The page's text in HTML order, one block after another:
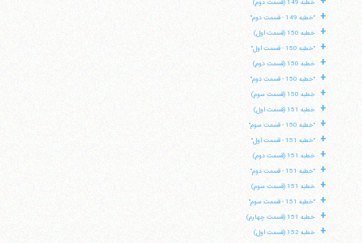
خطبه 149 (قسمت دوم)
+ "خطبه 149 - قسمت دوم"
+ خطبه 150 (قسمت اول)
+ "خطبه 150 - قسمت اول"
+ خطبه 150 (قسمت دوم)
+ "خطبه 150 - قسمت دوم"
+ خطبه 150 (قسمت سوم)
+ خطبه 151 (قسمت اول)
+ "خطبه 150 - قسمت سوم"
+ "خطبه 151 - قسمت اول"
+ خطبه 151 (قسمت دوم)
+ "خطبه 151 - قسمت دوم"
+ خطبه 151 (قسمت سوم)
+ "خطبه 151 - قسمت سوم"
+ خطبه 151 (قسمت چهارم)
+ خطبه 152 (قسمت اول)